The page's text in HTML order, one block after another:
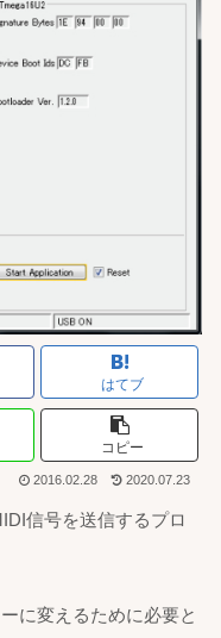
はてブ
コピー
2016.02.28 2020.07.23
信号を送信するプロ
に変えるために必要と